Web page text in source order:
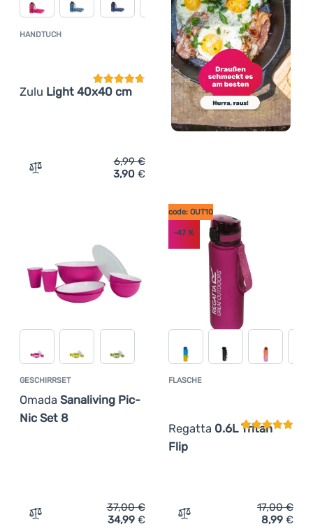
HANDTUCH
Zulu Light 40x40 cm
Kundenbewertung
Zum Vergleich 'Handtuch Zulu Light 40x40 cm'
6,99€
3,90 €
GESCHIRRSET
Omada Sanaliving Pic-
Nic Set 8
Zum Vergleich 'Geschirrset Omada Sanaliving Pic-Nic
37,00€
34,99 €
FLASCHE
Regatta 0.6L Tritan
Flip
code: OUT10
-47 %
Zum Vergleich 'Flasche
17,00€
8,99 €